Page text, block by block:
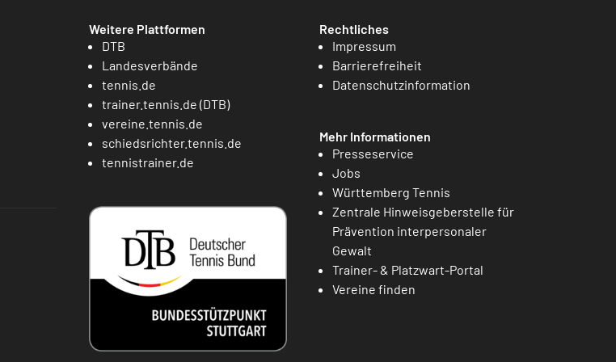
Weitere Plattformen
DTB
Landesverbände
tennis.de
trainer.tennis.de (DTB)
vereine.tennis.de
schiedsrichter.tennis.de
tennistrainer.de
Rechtliches
Impressum
Barrierefreiheit
Datenschutzinformation
Mehr Informationen
Presseservice
Jobs
Württemberg Tennis
Zentrale Hinweisgeberstelle für
Prävention interpersonaler
Gewalt
Trainer- & Platzwart-Portal
Vereine finden